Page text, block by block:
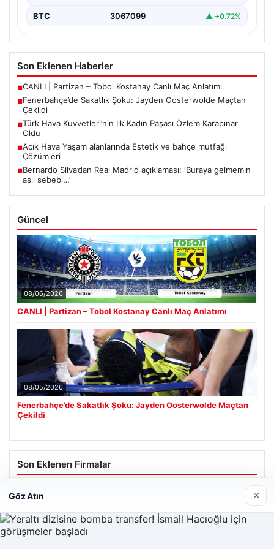
BTC 3067099 ▲ +0.72%
Son Eklenen Haberler
■CANLI | Partizan – Tobol Kostanay Canlı Maç Anlatımı
■Fenerbahçe’de Sakatlık Şoku: Jayden Oosterwolde Maçtan
Çekildi
■Türk Hava Kuvvetleri’nin İlk Kadın Paşası Özlem Karapınar
Oldu
■Açık Hava Yaşam alanlarında Estetik ve bahçe mutfağı
Çözümleri
■Bernardo Silva’dan Real Madrid açıklaması: ‘Buraya gelmemin
asıl sebebi…’
Güncel
08/06/2026
CANLI | Partizan – Tobol Kostanay Canlı Maç Anlatımı
08/05/2026
Fenerbahçe’de Sakatlık Şoku: Jayden Oosterwolde Maçtan
Çekildi
Son Eklenen Firmalar
Hastaş Beton
Göz Atın ×